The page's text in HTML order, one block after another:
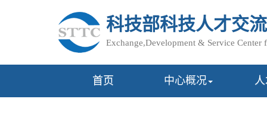
科技部科技人才交
Exchange,Development & Service Center
首页 中心概况